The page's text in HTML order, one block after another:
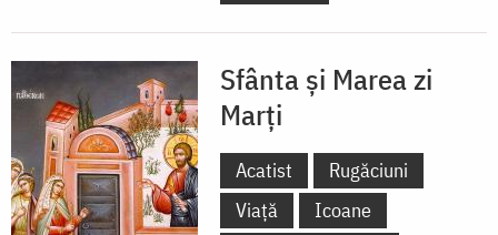
Sfânta și Marea zi
Marți
Acatist
Rugăciuni
Viață
Icoane